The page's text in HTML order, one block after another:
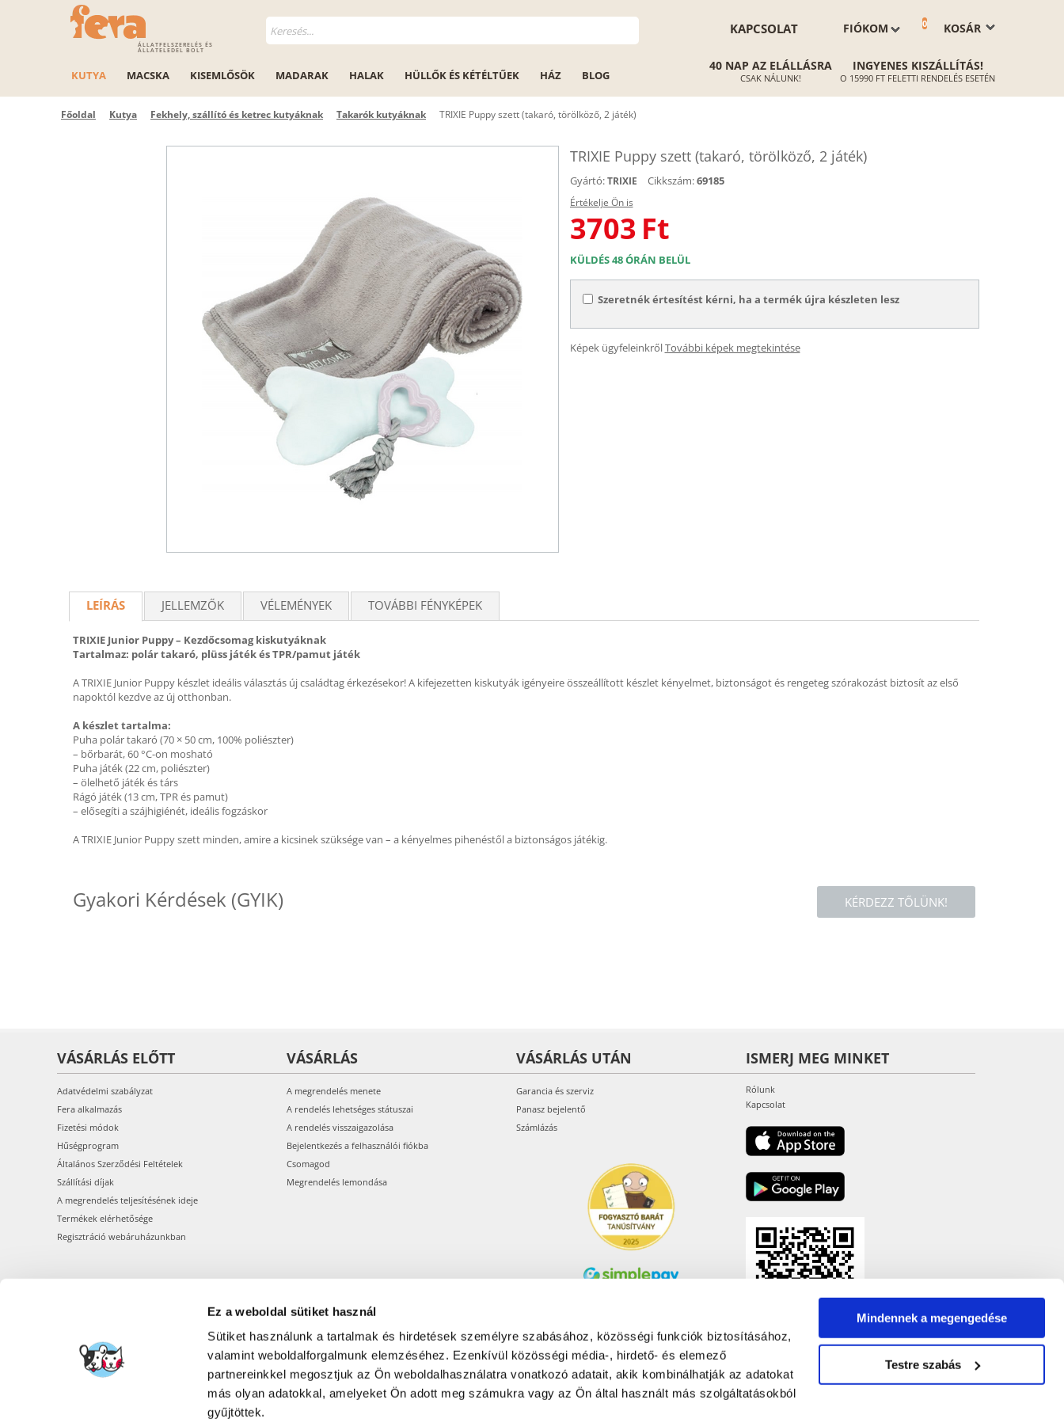
Ez a weboldal sütiket használ
Sütiket használunk a tartalmak és hirdetések személyre szabásához, közösségi funkciók biztosításához,
valamint weboldalforgalmunk elemzéséhez. Ezenkívül közösségi média-, hirdető- és elemező
partnereinkkel megosztjuk az Ön weboldalhasználatra vonatkozó adatait, akik kombinálhatják az adatokat
más olyan adatokkal, amelyeket Ön adott meg számukra vagy az Ön által használt más szolgáltatásokból
gyűjtöttek.
Mindennek a megengedése
Testre szabás
ÁLLATFELSZERELÉS ÉS
ÁLLATELEDEL BOLT
KOSÁR
0
FIÓKOM
KAPCSOLAT
KUTYA MACSKA KISEMLŐSÖK MADARAK HALAK HÜLLŐK ÉS KÉTÉLTŰEK HÁZ BLOG
40 NAP AZ ELÁLLÁSRA
CSAK NÁLUNK!
INGYENES KISZÁLLÍTÁS!
O 15990 FT FELETTI RENDELÉS ESETÉN
Főoldal Kutya Fekhely, szállító és ketrec kutyáknak Takarók kutyáknak TRIXIE Puppy szett (takaró, törölköző, 2 játék)
TRIXIE Puppy szett (takaró, törölköző, 2 játék)
Gyártó: TRIXIE Cikkszám:69185
Értékelje Ön is
3703 Ft
KÜLDÉS 48 ÓRÁN BELÜL
Szeretnék értesítést kérni, ha a termék újra készleten lesz
Képek ügyfeleinkrőlTovábbi képek megtekintése
LEÍRÁS JELLEMZŐK VÉLEMÉNYEK TOVÁBBI FÉNYKÉPEK
TRIXIE Junior Puppy – Kezdőcsomag kiskutyáknak
Tartalmaz: polár takaró, plüss játék és TPR/pamut játék
A TRIXIE Junior Puppy készlet ideális választás új családtag érkezésekor! A kifejezetten kiskutyák igényeire összeállított készlet kényelmet, biztonságot és rengeteg szórakozást biztosít az első
napoktól kezdve az új otthonban.
A készlet tartalma:
Puha polár takaró (70 × 50 cm, 100% poliészter)
– bőrbarát, 60 °C-on mosható
Puha játék (22 cm, poliészter)
– ölelhető játék és társ
Rágó játék (13 cm, TPR és pamut)
– elősegíti a szájhigiénét, ideális fogzáskor
A TRIXIE Junior Puppy szett minden, amire a kicsinek szüksége van – a kényelmes pihenéstől a biztonságos játékig.
KÉRDEZZ TŐLÜNK!
Gyakori Kérdések (GYIK)
VÁSÁRLÁS ELŐTT
Adatvédelmi szabályzat
Fera alkalmazás
Fizetési módok
Hűségprogram
Általános Szerződési Feltételek
Szállítási díjak
A megrendelés teljesítésének ideje
Termékek elérhetősége
Regisztráció webáruházunkban
VÁSÁRLÁS
A megrendelés menete
A rendelés lehetséges státuszai
A rendelés visszaigazolása
Bejelentkezés a felhasználói fiókba
Csomagod
Megrendelés lemondása
VÁSÁRLÁS UTÁN
Garancia és szerviz
Panasz bejelentő
Számlázás
Olcsóbbat.hu – Spórolni
tudni kell
ISMERJ MEG MINKET
Rólunk
Kapcsolat